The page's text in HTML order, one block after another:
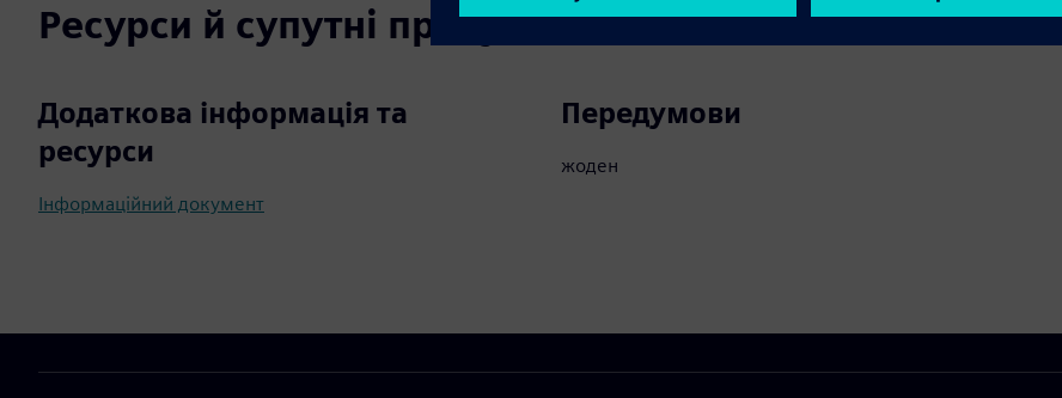
Ресурси й супутні продукти
Додаткова інформація та
ресурси
Інформаційний документ
Передумови
жоден